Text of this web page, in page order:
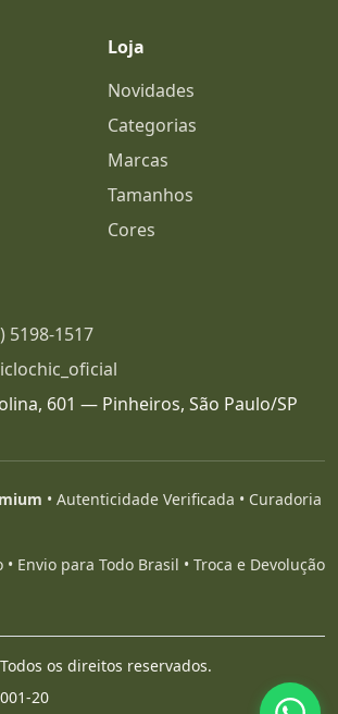
Loja
Novidades
Categorias
Marcas
Tamanhos
Cores
5198-1517
601 — Pinheiros, São Paulo/SP
• Autenticidade Verificada • Curadoria
Envio para Todo Brasil • Troca e Devolução
os direitos reservados.
20